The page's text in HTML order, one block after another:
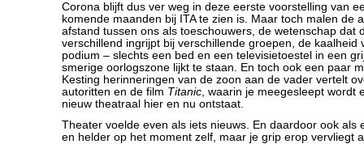
Corona blijft dus ver weg in deze eerste voorstelling van
komende maanden bij ITA te zien is. Maar toch malen de
afstand tussen ons als toeschouwers, de wetenschap dat
verschillend ingrijpt bij verschillende groepen, de kaalheid
podium – slechts een bed en een televisietoestel in een
smerige oorlogszone lijkt te staan. En toch ook een paar
Kesting herinneringen van de zoon aan de vader vertelt
autoritten en de film Titanic, waarin je meegesleept wordt
nieuw theatraal hier en nu ontstaat.
Theater voelde even als iets nieuws. En daardoor ook als
en helder op het moment zelf, maar je grip erop vervliegt